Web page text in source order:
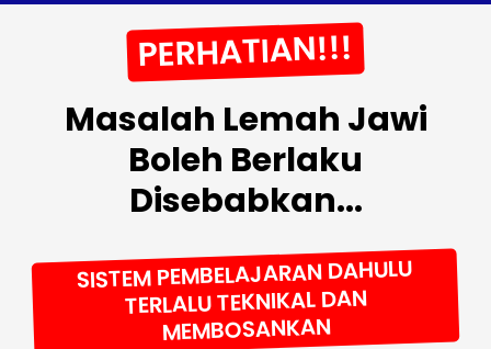
PERHATIAN!!!
Masalah Lemah Jawi
Boleh Berlaku
Disebabkan...
SISTEM PEMBELAJARAN DAHULU
TERLALU TEKNIKAL DAN
MEMBOSANKAN